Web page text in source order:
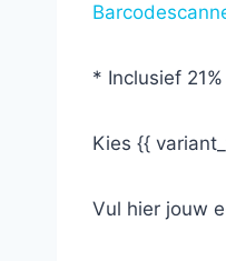
* Inclusief
Kies {{
Vul hier jouw